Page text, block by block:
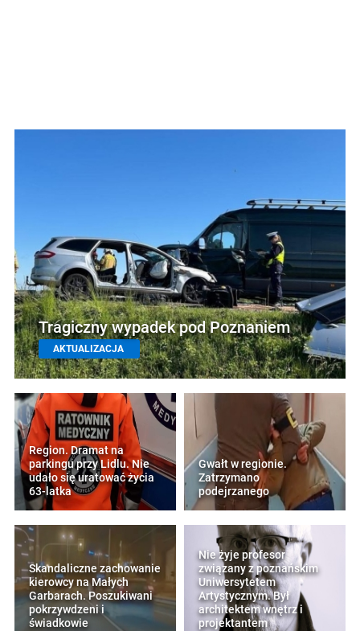
Tragiczny wypadek pod Poznaniem
AKTUALIZACJA
Region. Dramat na
parkingu przy Lidlu. Nie
udało się uratować życia
63-latka
Gwałt w regionie.
Zatrzymano
podejrzanego
Skandaliczne zachowanie
kierowcy na Małych
Garbarach. Poszukiwani
pokrzywdzeni i
świadkowie
Nie żyje profesor
związany z poznańskim
Uniwersytetem
Artystycznym. Był
architektem wnętrz i
projektantem